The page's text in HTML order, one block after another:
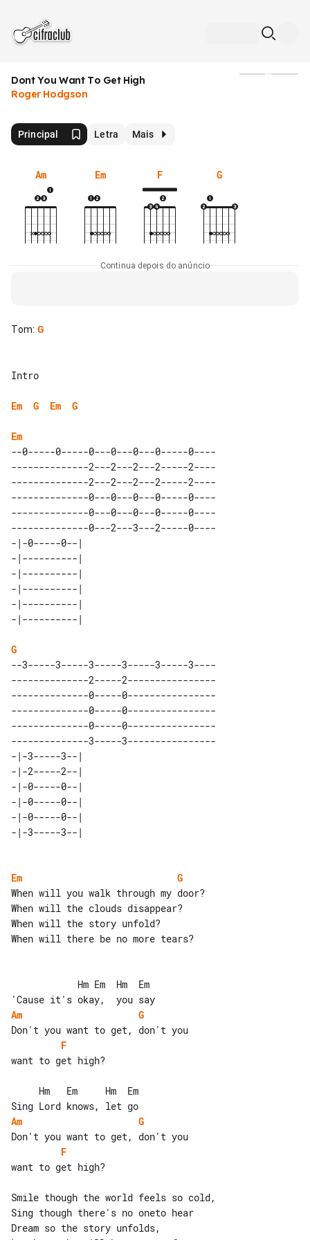
Dont You Want To Get High
Roger Hodgson
Principal Letra Mais
Am Em F G
Continua depois do anúncio
Tom: G
Intro
Em G Em G
Em
--0-----0-----0---0---0---0-----0----
--------------2---2---2---2-----2----
--------------2---2---2---2-----2----
--------------0---0---0---0-----0----
--------------0---0---0---0-----0----
--------------0---2---3---2-----0----
-|-0-----0--|
-|----------|
-|----------|
-|----------|
-|----------|
G
--3-----3-----3-----3-----3-----3----
--------------2-----2----------------
--------------0-----0----------------
--------------0-----0----------------
--------------0-----0----------------
--------------3-----3----------------
-|-3-----3--|
-|-2-----2--|
-|-0-----0--|
-|-0-----0--|
-|-0-----0--|
Em
G
When will you walk through my door?
When will the clouds disappear?
When will the story unfold?
When will there be no more tears?
Am
G
F
want to get high?
Am
G
F
want to get high?
Smile though the world feels so cold,
Sing though there's no oneto hear
Dream so the story unfolds,